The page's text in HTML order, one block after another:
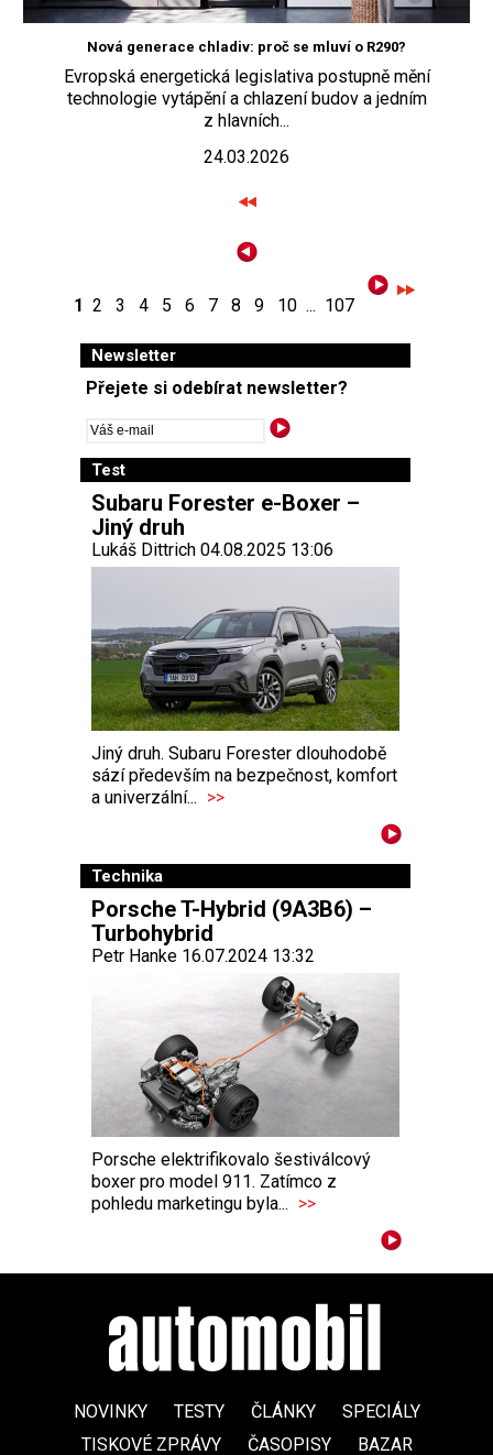
Nová generace chladiv: proč se mluví o R290?
Evropská energetická legislativa postupně mění
technologie vytápění a chlazení budov a jedním
z hlavních...
24.03.2026
1 2 3 4 5 6 7 8 9 10 ... 107
Newsletter
Přejete si odebírat newsletter?
Test
Subaru Forester e-Boxer –
Jiný druh
Lukáš Dittrich 04.08.2025 13:06
Jiný druh. Subaru Forester dlouhodobě
sází především na bezpečnost, komfort
a univerzální... >>
Technika
Porsche T-Hybrid (9A3B6) –
Turbohybrid
Petr Hanke 16.07.2024 13:32
Porsche elektrifikovalo šestiválcový
boxer pro model 911. Zatímco z
pohledu marketingu byla... >>
NOVINKY TESTY ČLÁNKY
SPECIÁLY
TISKOVÉ ZPRÁVY
ČASOPISY BAZAR